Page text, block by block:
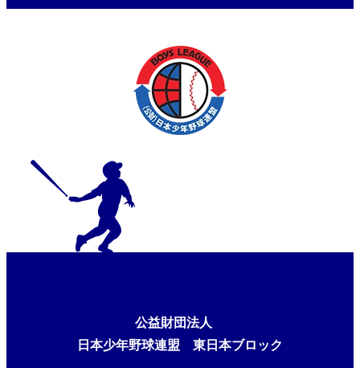
公益財団法人
日本少年野球連盟 東日本ブロック